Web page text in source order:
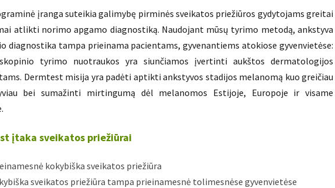
įranga suteikia galimybę pirminės sveikatos priežiūros gydytojams greitai
atlikti norimo apgamo diagnostiką. Naudojant mūsų tyrimo metodą, ankstyva
diagnostika tampa prieinama pacientams, gyvenantiems atokiose gyvenvietėse:
tyrimo nuotraukos yra siunčiamos įvertinti aukštos dermatologijos
Dermtest misija yra padėti aptikti ankstyvos stadijos melanomą kuo greičiau
bei sumažinti mirtingumą dėl melanomos Estijoje, Europoje ir visame
įtaka sveikatos priežiūrai
kokybiška sveikatos priežiūra
sveikatos priežiūra tampa prieinamesnė tolimesnėse gyvenvietėse